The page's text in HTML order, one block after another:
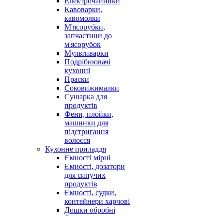
Кавоварки,
кавомолки
М'ясорубки,
запчастини до
м'ясорубок
Мультиварки
Подрібнювачі
кухонні
Праски
Соковижималки
Сушарка для
продуктів
Фени, плойки,
машинки для
підстригання
волосся
Кухонне приладдя
Ємності мірні
Ємності, дозатори
для сипучих
продуктів
Ємності, судки,
контейнери харчові
Дошки обробні